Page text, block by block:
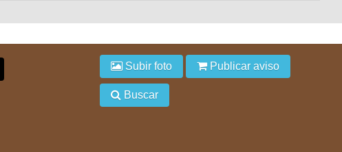
Subir foto Publicar aviso
Buscar